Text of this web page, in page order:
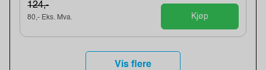
124,-
80,- Eks. Mva. Kjøp
Vis flere